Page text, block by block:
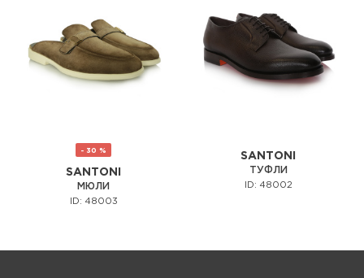
- 30 %
SANTONI
МЮЛИ
ID: 48003
SANTONI
ТУФЛИ
ID: 48002